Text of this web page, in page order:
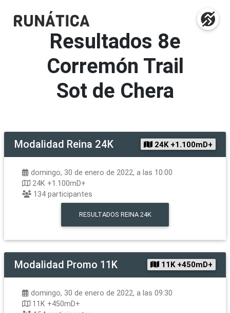
Resultados 8e
Corremón Trail
Sot de Chera
Modalidad Reina 24K 24K +1.100mD+
domingo, 30 de enero de 2022, a las 10:00
24K +1.100mD+
134 participantes
RESULTADOS REINA 24K
Modalidad Promo 11K 11K +450mD+
domingo, 30 de enero de 2022, a las 09:30
11K +450mD+